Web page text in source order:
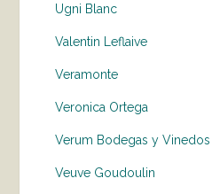
Ugni Blanc
Valentin Leflaive
Veramonte
Veronica Ortega
Verum Bodegas y Vinedos
Veuve Goudoulin